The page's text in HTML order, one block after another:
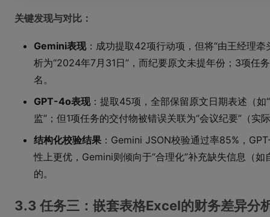
关键发现与对比：
Gemini表现：成功提取42项行动项，但将“由王经理牵
析为“2024年7月31日”，而纪要原文未提年份；3项任
名。
GPT-4o表现：提取45项，全部保留原文日期表述（如
监”；但1项任务的交付物被错误关联为“会议纪要”（实
结构化校验结果 ：Gemini JSON校验通过率85%，
性上更优，Gemini则倾向于“合理化”补充缺失信息（
的。
3.3 任务三：嵌套表格Excel的财务差异分